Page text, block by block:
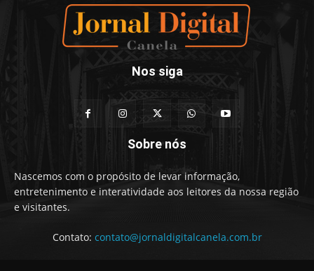
Nos siga
Sobre nós
Nascemos com o propósito de levar informação,
entretenimento e interatividade aos leitores da nossa região
e visitantes.
Contato: contato@jornaldigitalcanela.com.br